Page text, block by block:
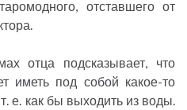
отставшего от
отца подсказывает, что
иметь под собой какое-то
е. как бы выходить из воды.